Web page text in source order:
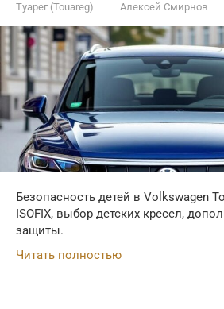
Туарег (Touareg) Алексей Смирнов
Безопасность детей в Volkswagen
ISOFIX, выбор детских кресел,
защиты.
Читать полностью